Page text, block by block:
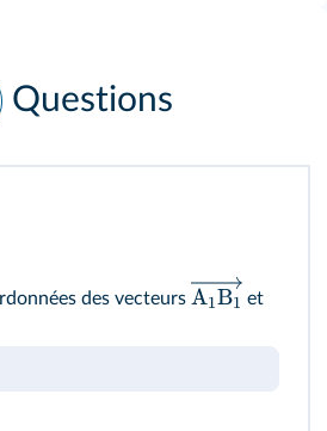
Questions
des vecteurs A1B1 et